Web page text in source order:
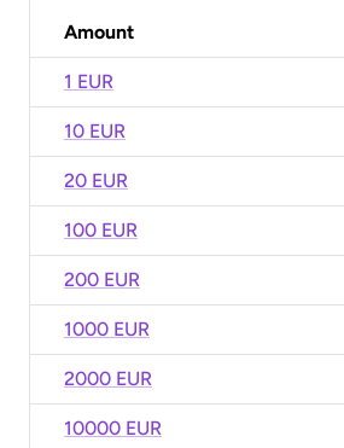
Amount
1 EUR
10 EUR
20 EUR
100 EUR
200 EUR
1000 EUR
2000 EUR
10000 EUR